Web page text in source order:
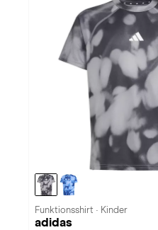
Funktionsshirt · Kinder
adidas